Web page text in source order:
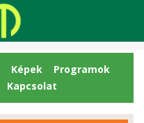
Képek
Programok
Kapcsolat